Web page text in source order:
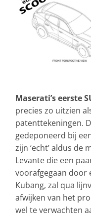
Maserati’s eerste
precies zo uitzien
patenttekeningen.
gedeponeerd bij
zijn ‘echt’ aldus de
Levante die een
voorafgegaan door
Kubang, zal qua
afwijken van het
wel te verwachten